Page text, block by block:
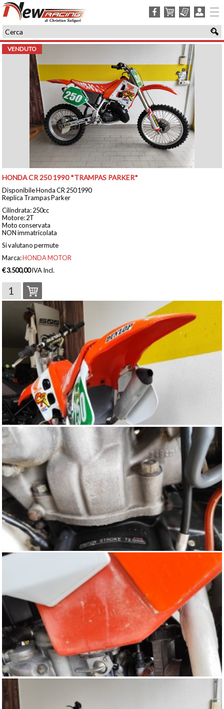
facebookcarrelloordini login
HONDA CR 250 1990 *TRAMPAS PARKER*
VENDUTO
Disponibile Honda CR 250 1990
Replica Trampas Parker
Cilindrata: 250cc
Motore: 2T
Moto conservata
NON immatricolata
Si valutano permute
Marca:HONDA MOTOR
€ 3.500,00IVA Incl.